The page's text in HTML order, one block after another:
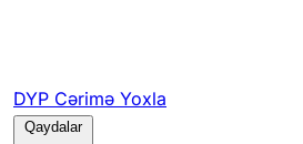
DYP Cərimə Yoxla
Qaydalar